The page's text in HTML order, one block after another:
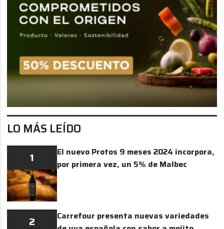
LO MÁS LEÍDO
1
El nuevo Protos 9 meses 2024 incorpora,
por primera vez, un 5% de Malbec
2
Carrefour presenta nuevas variedades